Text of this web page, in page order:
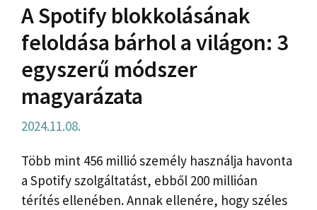
A Spotify blokkolásának
feloldása bárhol a világon: 3
egyszerű módszer
magyarázata
2024.11.08.
Több mint 456 millió személy használja havonta
a Spotify szolgáltatást, ebből 200 millióan
térítés ellenében. Annak ellenére, hogy széles